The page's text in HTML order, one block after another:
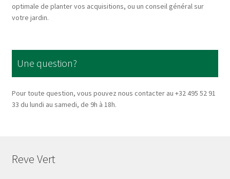
optimale de planter vos acquisitions, ou un conseil général sur
votre jardin.
Une question?
Pour toute question, vous pouvez nous contacter au +32 495 52 91
33 du lundi au samedi, de 9h à 18h.
Reve Vert